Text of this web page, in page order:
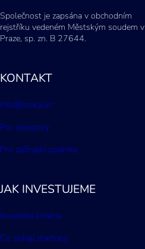
Společnost je zapsána v obchodním
rejstříku vedeném Městským soudem v
Praze, sp. zn. B 27644.
KONTAKT
info@lookai.vc
Pro investory
Pro začínající podniky
JAK INVESTUJEME
Investiční kritéria
Co získají startupy